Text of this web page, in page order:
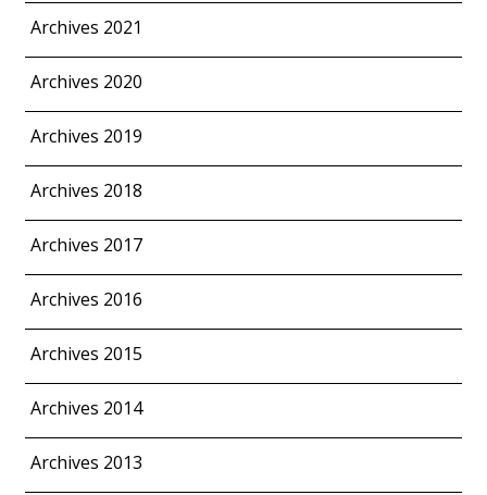
Archives 2021
Archives 2020
Archives 2019
Archives 2018
Archives 2017
Archives 2016
Archives 2015
Archives 2014
Archives 2013